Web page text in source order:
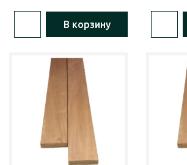
В корзину